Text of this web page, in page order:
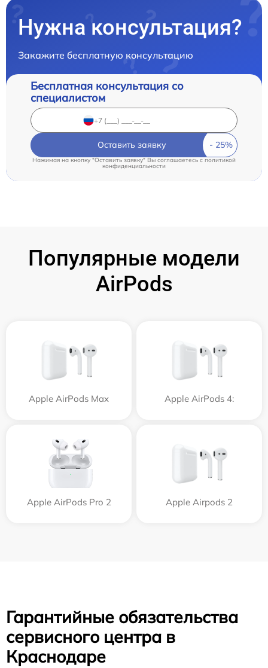
Нужна консультация?
Закажите бесплатную консультацию
Бесплатная консультация со
специалистом
Оставить заявку
Нажимая на кнопку "Оставить заявку" Вы соглашаетесь c политикой
конфиденциальности
Популярные модели
AirPods
Apple AirPods Max Apple AirPods 4:
Apple AirPods Pro 2 Apple Airpods 2
Гарантийные обязательства
сервисного центра в
Краснодаре